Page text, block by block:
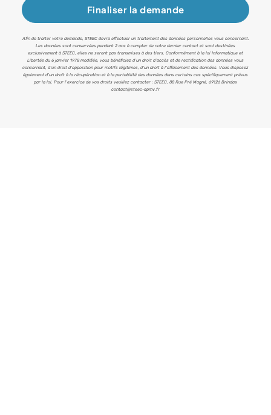
Finaliser la demande
Afin de traiter votre demande, STEEC devra effectuer un traitement des données personnelles vous concernant.
Les données sont conservées pendant 2 ans à compter de notre dernier contact et sont destinées
exclusivement à STEEC, elles ne seront pas transmises à des tiers. Conformément à la loi Informatique et
Libertés du 6 janvier 1978 modifiée, vous bénéficiez d’un droit d’accès et de rectification des données vous
concernant, d’un droit d’opposition pour motifs légitimes, d’un droit à l’effacement des données. Vous disposez
également d’un droit à la récupération et à la portabilité des données dans certains cas spécifiquement prévus
par la loi. Pour l’exercice de vos droits veuillez contacter : STEEC, 88 Rue Pré Magné, 69126 Brindas
contact@steec-apmv.fr